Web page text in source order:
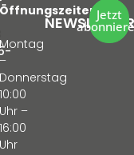
Öffnungszeiten:
Montag
–
Donnerstag
10:00
Uhr –
16:00
Uhr
NEWSLETTER
Jetzt